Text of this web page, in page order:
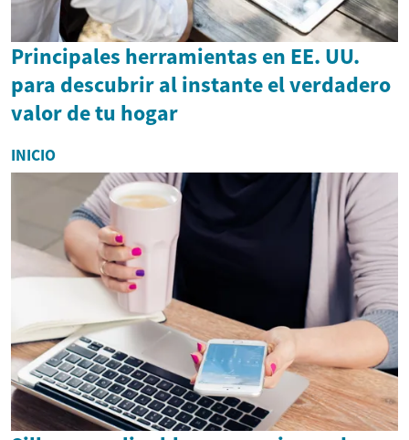
Principales herramientas en EE. UU.
para descubrir al instante el verdadero
valor de tu hogar
INICIO